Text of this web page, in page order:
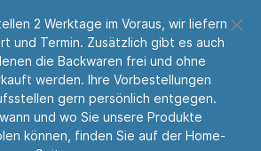
2 Werktage im Voraus, wir liefern
und Termin. Zusätzlich gibt es auch
die Backwaren frei und ohne
werden. Ihre Vorbestellungen
gern persönlich entgegen.
und wo Sie unsere Produkte
können, finden Sie auf der Home-